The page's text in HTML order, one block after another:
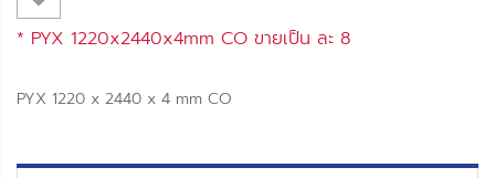
* PYX 1220x2440x4mm CO ขายเป็น ละ 8
PYX 1220 x 2440 x 4 mm CO